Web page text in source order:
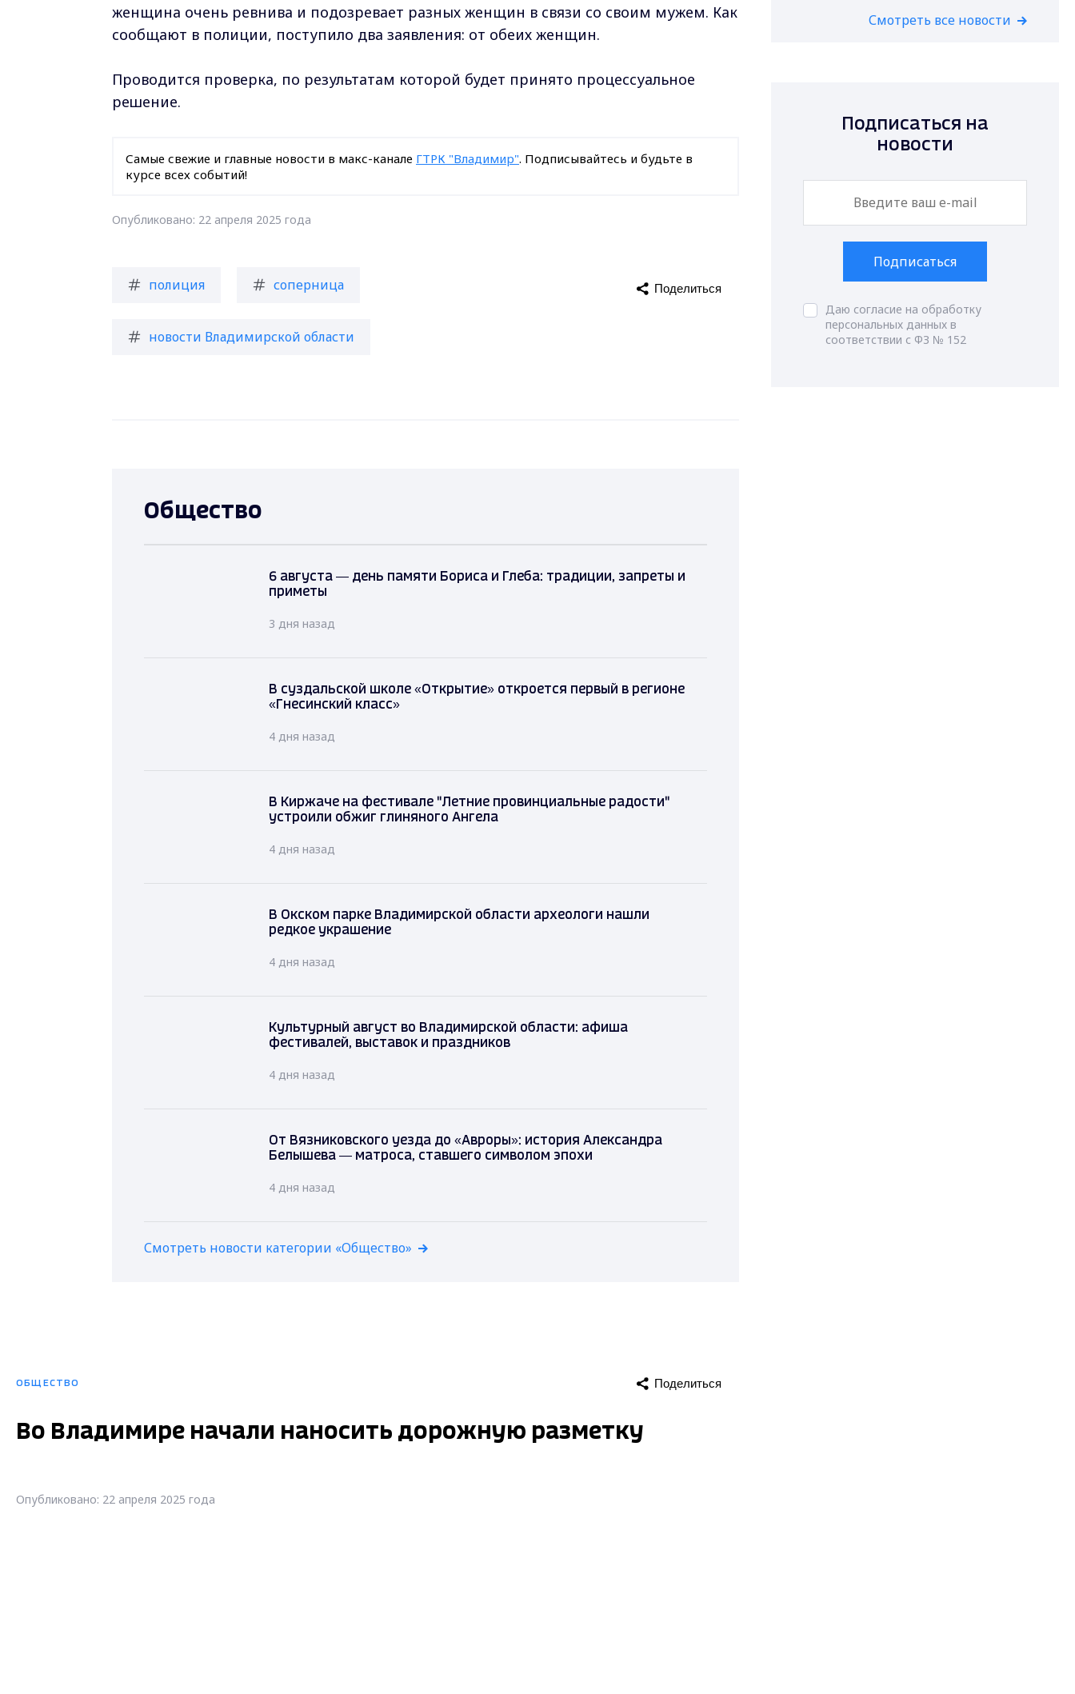
женщина очень ревнива и подозревает разных женщин в связи со своим мужем. Как
сообщают в полиции, поступило два заявления: от обеих женщин.
Проводится проверка, по результатам которой будет принято процессуальное
решение.
Самые свежие и главные новости в макс-канале ГТРК "Владимир". Подписывайтесь и будьте в
курсе всех событий!
Опубликовано: 22 апреля 2025 года
полиция соперница
новости Владимирской области
Поделиться
Общество
6 августа — день памяти Бориса и Глеба: традиции, запреты и
приметы
3 дня назад
В суздальской школе «Открытие» откроется первый в регионе
«Гнесинский класс»
4 дня назад
В Киржаче на фестивале "Летние провинциальные радости"
устроили обжиг глиняного Ангела
4 дня назад
В Окском парке Владимирской области археологи нашли
редкое украшение
4 дня назад
Культурный август во Владимирской области: афиша
фестивалей, выставок и праздников
4 дня назад
От Вязниковского уезда до «Авроры»: история Александра
Белышева — матроса, ставшего символом эпохи
4 дня назад
Смотреть новости категории «Общество»
ОБЩЕСТВО Поделиться
Во Владимире начали наносить дорожную разметку
Опубликовано: 22 апреля 2025 года
Смотреть все новости
Подписаться на
новости
Подписаться
Даю согласие на обработку
персональных данных в
соответствии с ФЗ № 152